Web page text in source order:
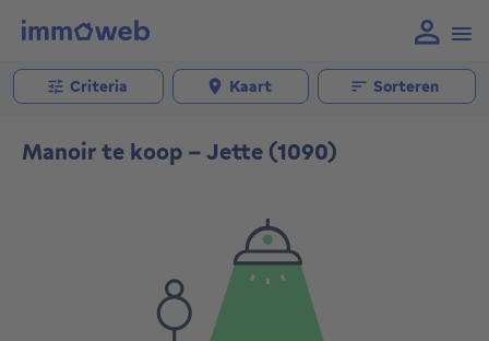
Criteria Kaart Sorteren
Manoir te koop - Jette (1090)